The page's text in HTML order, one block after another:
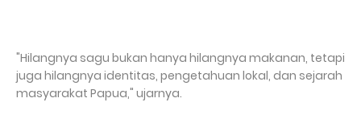
"Hilangnya sagu bukan hanya hilangnya makanan, tetapi
juga hilangnya identitas, pengetahuan lokal, dan sejarah
masyarakat Papua," ujarnya.